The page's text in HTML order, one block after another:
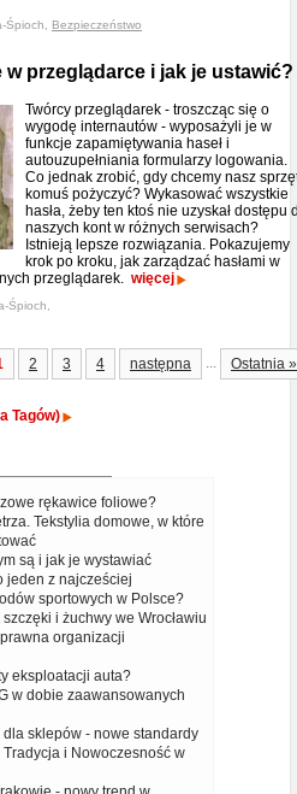
Śpioch, Bezpieczeństwo
w przeglądarce i jak je ustawić?
Twórcy przeglądarek - troszcząc się o
wygodę internautów - wyposażyli je w
funkcje zapamiętywania haseł i
autouzupełniania formularzy logowania.
Co jednak zrobić, gdy chcemy nasz
komuś pożyczyć? Wykasować wszystkie
hasła, żeby ten ktoś nie uzyskał dostępu
naszych kont w różnych serwisach?
Istnieją lepsze rozwiązania. Pokazujemy
krok po kroku, jak zarządzać hasłami w
przeglądarek. więcej
Śpioch,
2 3 4 następna ... Ostatnia »
Tagów)
rękawice foliowe?
Tekstylia domowe, w które
są i jak je wystawiać
jeden z najcześciej
sportowych w Polsce?
i żuchwy we Wrocławiu
organizacji
eksploatacji auta?
w dobie zaawansowanych
sklepów - nowe standardy
i Nowoczesność w